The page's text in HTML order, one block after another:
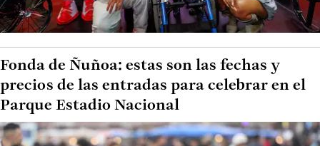
Fonda de Ñuñoa: estas son las fechas y
precios de las entradas para celebrar en el
Parque Estadio Nacional